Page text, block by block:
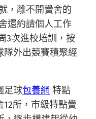
，離不開黌舍的
還約請個人工作
3次進校培訓，按
隊外出競賽積聚經
足球包養網 特點
所，市級特點黌